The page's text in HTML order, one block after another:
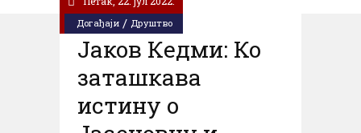
Догађаји / Друштво
Јаков Кедми: Ко
заташкава
истину о